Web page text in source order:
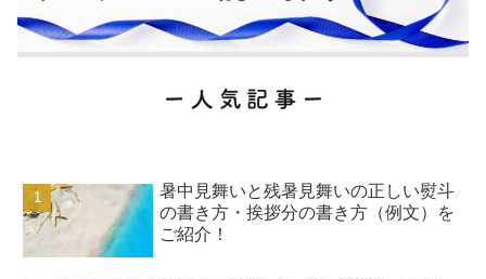
暑中見舞いと残暑見舞いの正しい熨斗
の書き方・挨拶分の書き方（例文）を
ご紹介！